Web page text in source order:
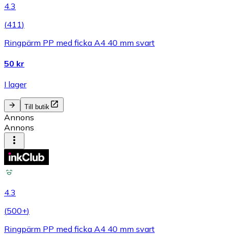
4.3
(411)
Ringpärm PP med ficka A4 40 mm svart
50 kr
I lager
Till butik
Annons
Annons
4.3
(500+)
Ringpärm PP med ficka A4 40 mm svart